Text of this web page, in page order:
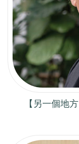
【另一個地